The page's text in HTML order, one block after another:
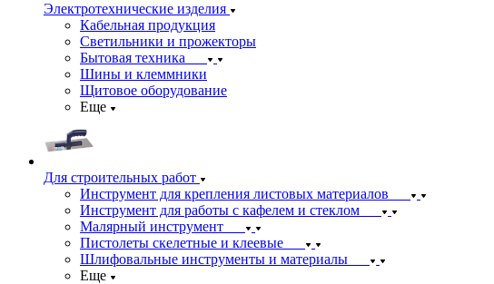
Электротехнические изделия
Кабельная продукция
Светильники и прожекторы
Бытовая техника
Шины и клеммники
Щитовое оборудование
Еще
Для строительных работ
Инструмент для крепления листовых материалов
Инструмент для работы с кафелем и стеклом
Малярный инструмент
Пистолеты скелетные и клеевые
Шлифовальные инструменты и материалы
Еще